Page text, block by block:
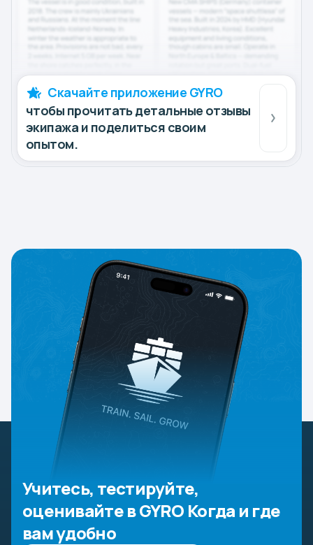
Скачайте приложение GYRO
чтобы прочитать детальные отзывы
экипажа и поделиться своим
опытом.
Учитесь, тестируйте,
оценивайте в GYRO Когда и где
вам удобно